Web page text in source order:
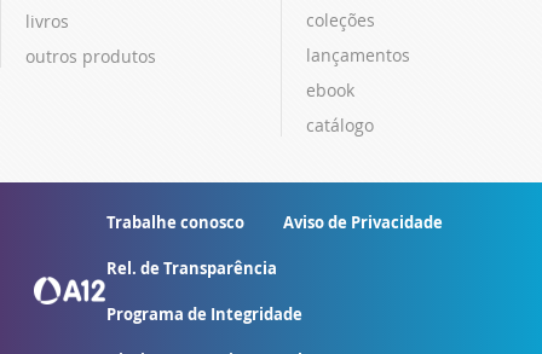
livros
outros produtos
coleções
lançamentos
ebook
catálogo
Trabalhe conosco Aviso de Privacidade
Rel. de Transparência
Programa de Integridade